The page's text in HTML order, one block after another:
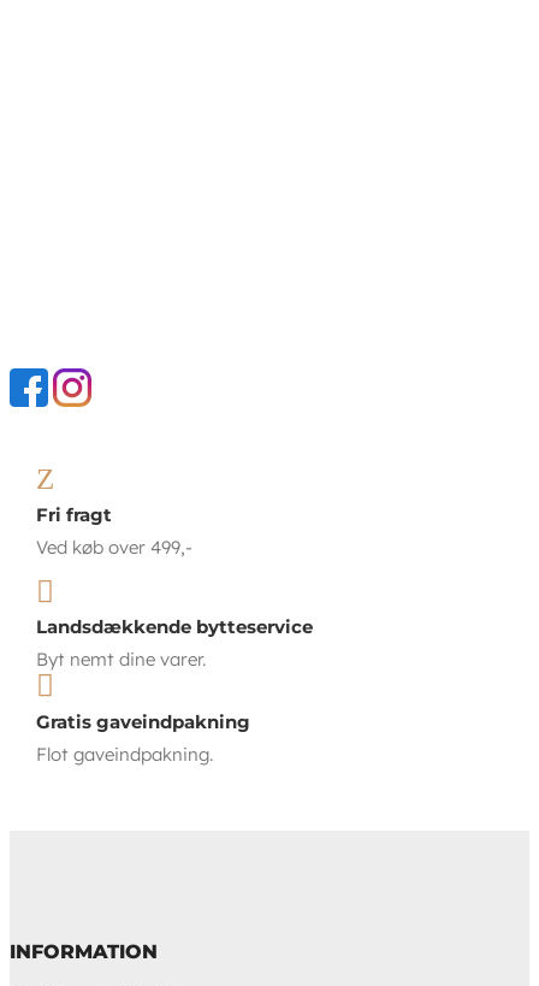
Z
Fri fragt
Ved køb over 499,-

Landsdækkende bytteservice
Byt nemt dine varer.

Gratis gaveindpakning
Flot gaveindpakning.
INFORMATION